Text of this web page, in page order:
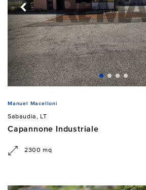
Manuel Macelloni
Sabaudia, LT
Capannone Industriale
2300 mq